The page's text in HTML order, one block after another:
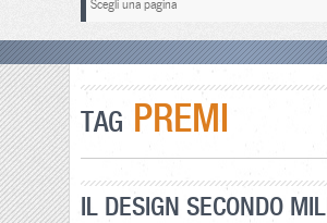
TAG PREMI
IL DESIGN SECONDO